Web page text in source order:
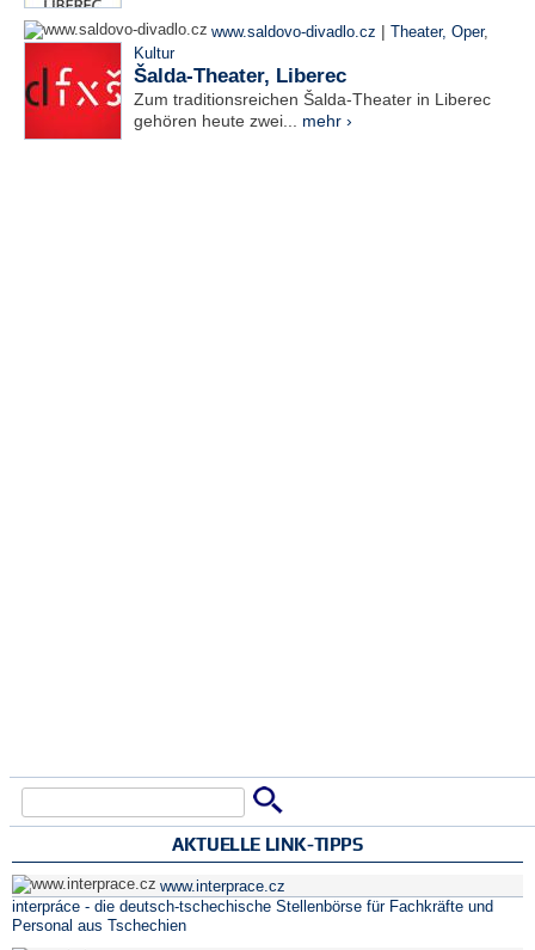
www.saldovo-divadlo.cz | Theater, Oper,
Kultur
Šalda-Theater, Liberec
Zum traditionsreichen Šalda-Theater in Liberec
gehören heute zwei... mehr ›
AKTUELLE LINK-TIPPS
www.interprace.cz
interpráce - die deutsch-tschechische Stellenbörse für Fachkräfte und
Personal aus Tschechien